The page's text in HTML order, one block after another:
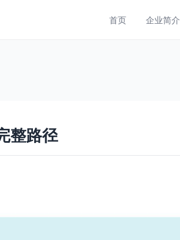
首页 企业简介
整路径